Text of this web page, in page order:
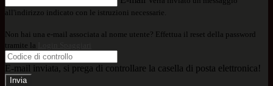
all'indirizzo indicato con le istruzioni necessarie.
Non hai una e-mail associata al nome utente? Effettua il reset della password
tramite la
E-mail inviata, si prega di controllare la casella di posta elettronica!